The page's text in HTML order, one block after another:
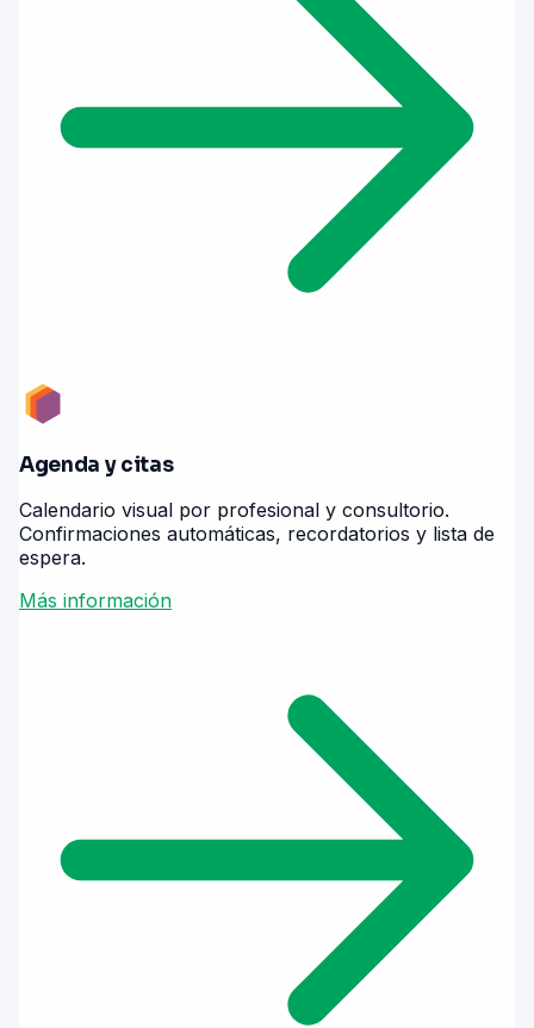
Agenda y citas
Calendario visual por profesional y consultorio.
Confirmaciones automáticas, recordatorios y lista de
espera.
Más información